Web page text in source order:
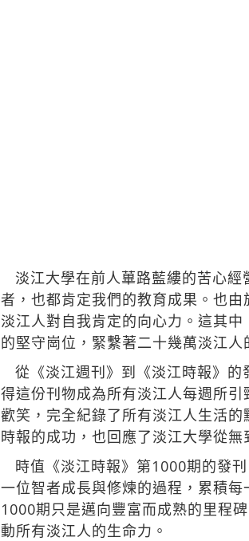
淡江大學在前人蓽路藍縷的苦心
者，也都肯定我們的教育成果。也
淡江人對自我肯定的向心力。這其
的堅守崗位，緊繫著二十幾萬淡江
從《淡江週刊》到《淡江時報》
得這份刊物成為所有淡江人每週所
歡笑，完全紀錄了所有淡江人生活
時報的成功，也回應了淡江大學從
時值《淡江時報》第1000期的發
一位智者成長與修煉的過程，累積
1000期只是邁向豐富而成熟的里程
動所有淡江人的生命力。